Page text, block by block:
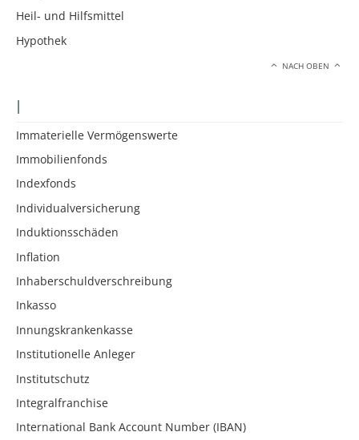
Heil- und Hilfsmittel
Hypothek
NACH OBEN
I
Immaterielle Vermögenswerte
Immobilienfonds
Indexfonds
Individualversicherung
Induktionsschäden
Inflation
Inhaberschuldverschreibung
Inkasso
Innungskrankenkasse
Institutionelle Anleger
Institutschutz
Integralfranchise
International Bank Account Number (IBAN)